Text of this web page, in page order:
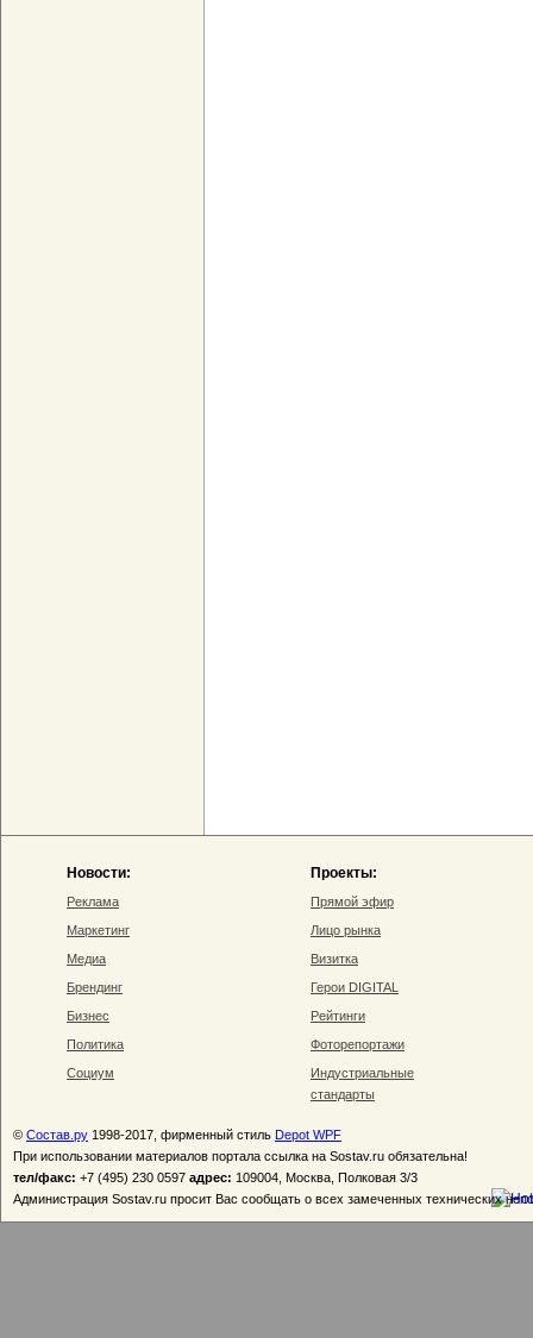
Новости:
Реклама
Маркетинг
Медиа
Брендинг
Бизнес
Политика
Социум
Проекты:
Прямой эфир
Лицо рынка
Визитка
Герои DIGITAL
Рейтинги
Фоторепортажи
Индустриальные
стандарты
© Состав.ру 1998-2017, фирменный стиль Depot WPF
При использовании материалов портала ссылка на Sostav.ru обязательна!
тел/факс: +7 (495) 230 0597 адрес: 109004, Москва, Полковая 3/3
Администрация Sostav.ru просит Вас сообщать о всех замеченных технических